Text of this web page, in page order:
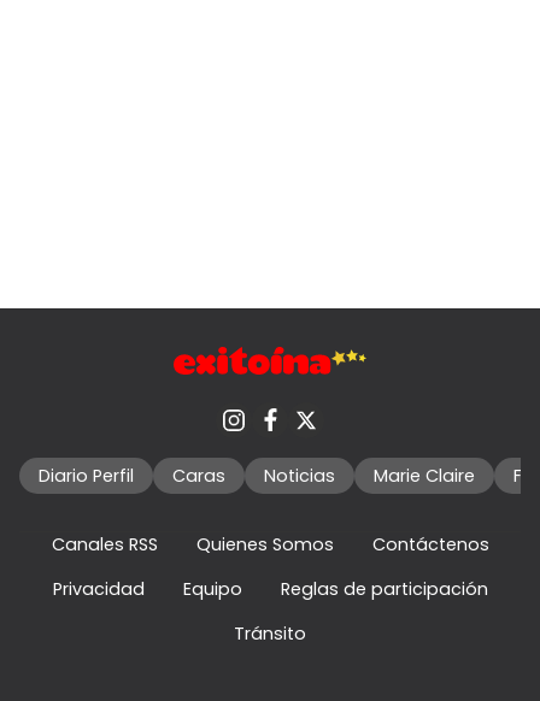
Diario Perfil Caras Noticias Marie Claire
Canales RSS Quienes Somos
Contáctenos
Privacidad
Equipo
Reglas de participación
Tránsito